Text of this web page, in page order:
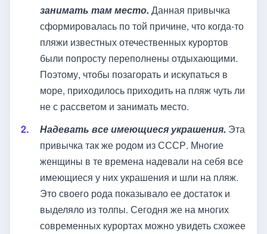
занимать там место. Данная привычка
сформировалась по той причине, что когда-то
пляжи известных отечественных курортов
были попросту переполнены отдыхающими.
Поэтому, чтобы позагорать и искупаться в
море, приходилось приходить на пляж чуть ли
не с рассветом и занимать место.
Надевать все имеющиеся украшения. Эта
привычка так же родом из СССР. Многие
женщины в те времена надевали на себя все
имеющиеся у них украшения и шли на пляж.
Это своего рода показывало ее достаток и
выделяло из толпы. Сегодня же на многих
современных курортах можно увидеть схожее